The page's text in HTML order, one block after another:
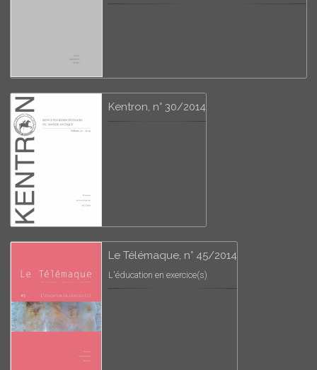
Kentron, n° 30/2014
Le Télémaque, n° 45/2014
L'éducation en exercice(s)